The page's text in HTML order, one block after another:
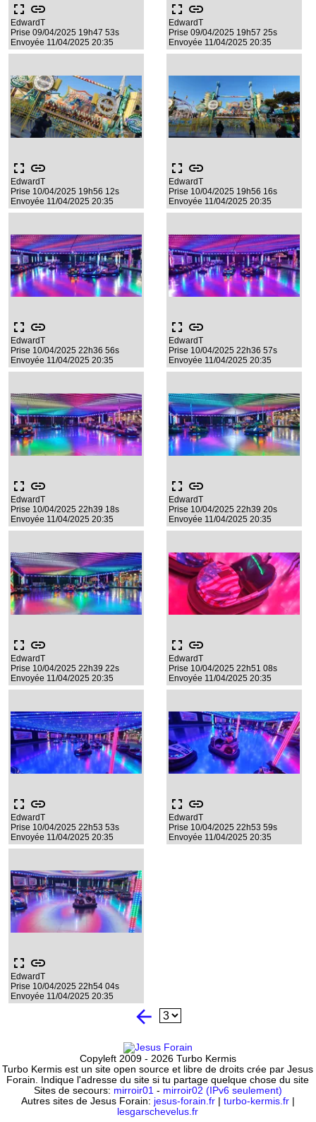
fullscreen link
EdwardT
Prise 09/04/2025 19h47 53s
Envoyée 11/04/2025 20:35
fullscreen link
EdwardT
Prise 09/04/2025 19h57 25s
Envoyée 11/04/2025 20:35
fullscreen link
EdwardT
Prise 10/04/2025 19h56 12s
Envoyée 11/04/2025 20:35
fullscreen link
EdwardT
Prise 10/04/2025 19h56 16s
Envoyée 11/04/2025 20:35
fullscreen link
EdwardT
Prise 10/04/2025 22h36 56s
Envoyée 11/04/2025 20:35
fullscreen link
EdwardT
Prise 10/04/2025 22h36 57s
Envoyée 11/04/2025 20:35
fullscreen link
EdwardT
Prise 10/04/2025 22h39 18s
Envoyée 11/04/2025 20:35
fullscreen link
EdwardT
Prise 10/04/2025 22h39 20s
Envoyée 11/04/2025 20:35
fullscreen link
EdwardT
Prise 10/04/2025 22h39 22s
Envoyée 11/04/2025 20:35
fullscreen link
EdwardT
Prise 10/04/2025 22h51 08s
Envoyée 11/04/2025 20:35
fullscreen link
EdwardT
Prise 10/04/2025 22h53 53s
Envoyée 11/04/2025 20:35
fullscreen link
EdwardT
Prise 10/04/2025 22h53 59s
Envoyée 11/04/2025 20:35
fullscreen link
EdwardT
Prise 10/04/2025 22h54 04s
Envoyée 11/04/2025 20:35
arrow_back
Copyleft 2009 - 2026 Turbo Kermis
Turbo Kermis est un site open source et libre de droits crée par Jesus
Forain. Indique l'adresse du site si tu partage quelque chose du site
Sites de secours: mirroir01- mirroir02 (IPv6 seulement)
Autres sites de Jesus Forain: jesus-forain.fr| turbo-kermis.fr|
lesgarschevelus.fr